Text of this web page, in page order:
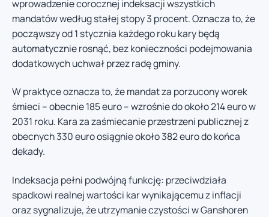
wprowadzenie corocznej indeksacji wszystkich
mandatów według stałej stopy 3 procent. Oznacza to, że
począwszy od 1 stycznia każdego roku kary będą
automatycznie rosnąć, bez konieczności podejmowania
dodatkowych uchwał przez radę gminy.
W praktyce oznacza to, że mandat za porzucony worek
śmieci – obecnie 185 euro – wzrośnie do około 214 euro w
2031 roku. Kara za zaśmiecanie przestrzeni publicznej z
obecnych 330 euro osiągnie około 382 euro do końca
dekady.
Indeksacja pełni podwójną funkcję: przeciwdziała
spadkowi realnej wartości kar wynikającemu z inflacji
oraz sygnalizuje, że utrzymanie czystości w Ganshoren